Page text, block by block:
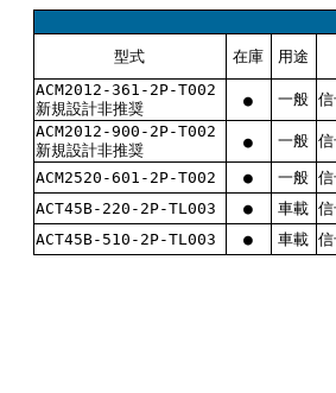
型式
在庫 用途
ACM2012-361-2P-T002
新規設計非推奨
● 一般
ACM2012-900-2P-T002
新規設計非推奨
● 一般
ACM2520-601-2P-T002
● 一般
ACT45B-220-2P-TL003
● 車載
ACT45B-510-2P-TL003
● 車載